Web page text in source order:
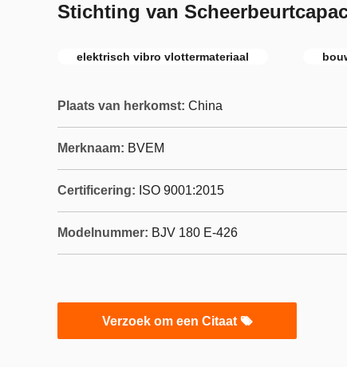
Stichting van
elektrisch vibro vlottermateriaal
Plaats van herkomst: China
Merknaam: BVEM
Certificering: ISO 9001:2015
Modelnummer: BJV 180 E-426
Verzoek om een Citaat